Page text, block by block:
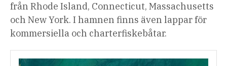
från Rhode Island, Connecticut, Massachusetts
och New York. I hamnen finns även lappar för
kommersiella och charterfiskebåtar.